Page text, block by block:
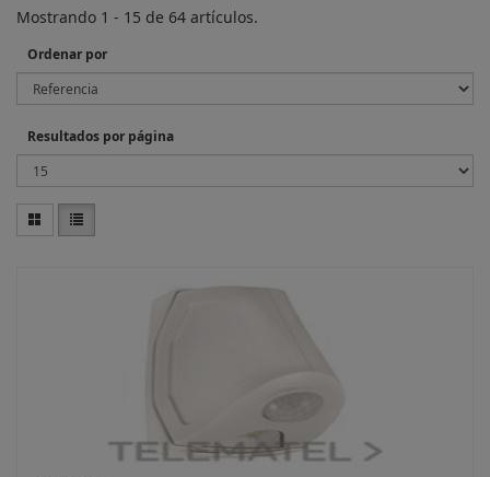
Mostrando 1 - 15 de 64 artículos.
Ordenar por
Resultados por página